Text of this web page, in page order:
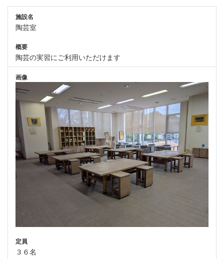
施設名
陶芸室
概要
陶芸の実習にご利用いただけます
画像
定員
３６名